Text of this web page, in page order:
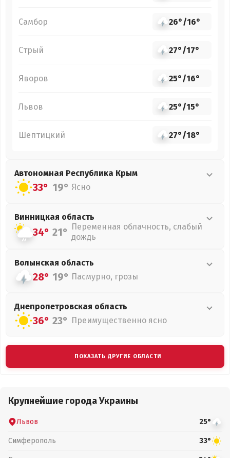
Самбор 26°/16°
Стрый 27°/17°
Яворов 25°/16°
Львов 25°/15°
Шептицкий 27°/18°
Автономная Республика Крым
33° 19° Ясно
Винницкая область
34° 21° Переменная облачность, слабый
дождь
Волынская область
28° 19° Пасмурно, грозы
Днепропетровская область
36° 23° Преимущественно ясно
ПОКАЗАТЬ ДРУГИЕ ОБЛАСТИ
Крупнейшие города Украины
Львов 25°
Симферополь 33°